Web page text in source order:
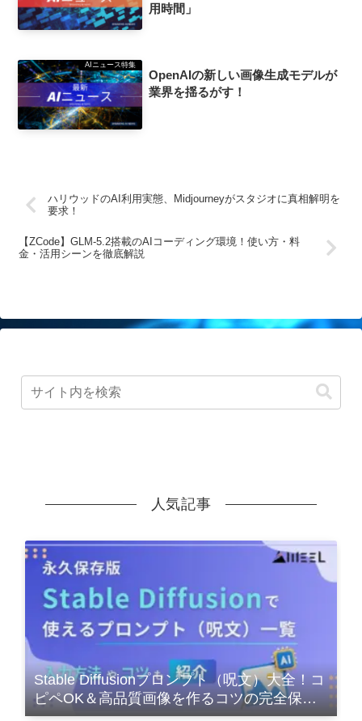
用時間」
AIニュース特集
OpenAIの新しい画像生成モデルが
業界を揺るがす！
ハリウッドのAI利用実態、Midjourneyがスタジオに真相解明を
要求！
【ZCode】GLM-5.2搭載のAIコーディング環境！使い方・料
金・活用シーンを徹底解説
人気記事
Stable Diffusionプロンプト（呪文）大全！コ
ピペOK＆高品質画像を作るコツの完全保存
版